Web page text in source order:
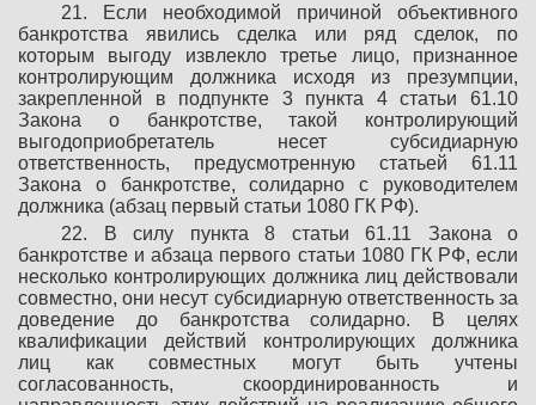
21. Если необходимой причиной объективного
банкротства явились сделка или ряд сделок, по
которым выгоду извлекло третье лицо, признанное
контролирующим должника исходя из презумпции,
закрепленной в подпункте 3 пункта 4 статьи 61.10
Закона о банкротстве, такой контролирующий
выгодоприобретатель несет субсидиарную
ответственность, предусмотренную статьей 61.11
Закона о банкротстве, солидарно с руководителем
должника (абзац первый статьи 1080 ГК РФ).
22. В силу пункта 8 статьи 61.11 Закона о
банкротстве и абзаца первого статьи 1080 ГК РФ, если
несколько контролирующих должника лиц действовали
совместно, они несут субсидиарную ответственность за
доведение до банкротства солидарно. В целях
квалификации действий контролирующих должника
лиц как совместных могут быть учтены
согласованность, скоординированность и